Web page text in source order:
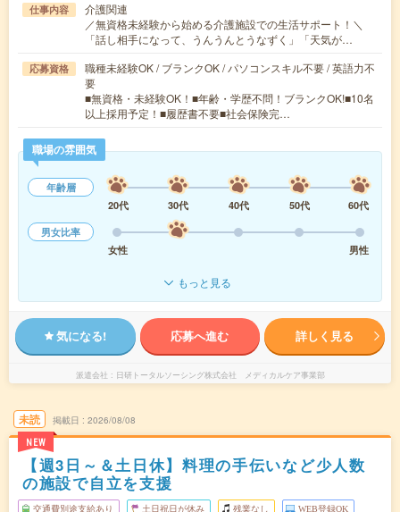
仕事内容
介護関連
／無資格未経験から始める介護施設での生活サポート！＼
「話し相手になって、うんうんとうなずく」「天気が…
応募資格
職種未経験OK / ブランクOK / パソコンスキル不要 / 英語力不
要
■無資格・未経験OK！■年齢・学歴不問！ブランクOK!■10名
以上採用予定！■履歴書不要■社会保険完…
職場の雰囲気
年齢層
20代
30代 40代 50代
60代
男女比率
女性
男性
もっと見る
気になる! 応募へ進む 詳しく見る
派遣会社 日研トータルソーシング株式会社 メディカルケア事業部
未読
NEW
掲載日 2026/08/08
【週3日～＆土日休】料理の手伝いなど少人数
の施設で自立を支援
交通費別途支給あり 土日祝日が休み 残業なし WEB登録OK